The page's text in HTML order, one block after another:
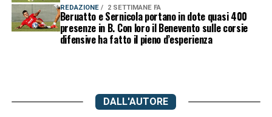
REDAZIONE 2 SETTIMANE FA
Beruatto e Sernicola portano in dote quasi 400
presenze in B. Con loro il Benevento sulle corsie
difensive ha fatto il pieno d’esperienza
DALL'AUTORE